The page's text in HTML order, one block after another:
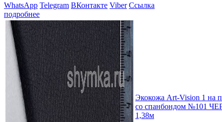
WhatsApp Telegram ВКонтакте Viber Ссылка
подробнее
Экокожа Art-Vision 1 на
со спанбондом №101
1,38м